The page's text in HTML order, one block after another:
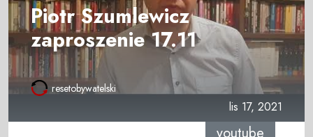
Piotr Szumlewicz
zaproszenie 17.11
resetobywatelski
lis 17, 2021